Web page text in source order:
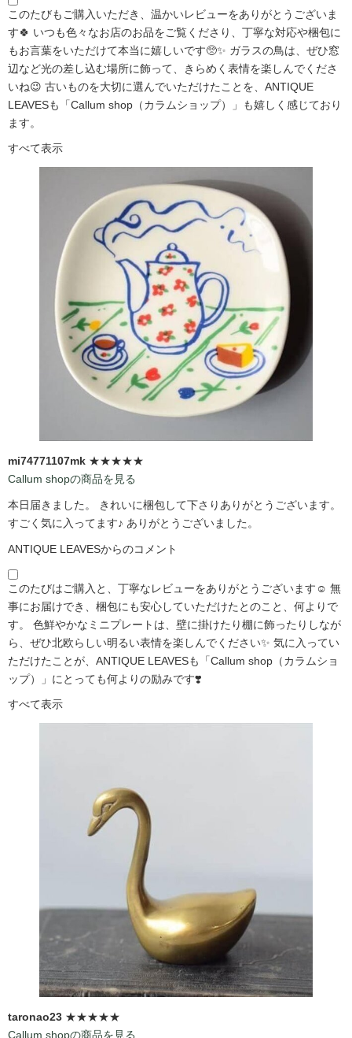
このたびもご購入いただき、温かいレビューをありがとうございま
す🍀 いつも色々なお店のお品をご覧くださり、丁寧な対応や梱包に
もお言葉をいただけて本当に嬉しいです🥺✨ ガラスの鳥は、ぜひ窓
辺など光の差し込む場所に飾って、きらめく表情を楽しんでくださ
いね😉 古いものを大切に選んでいただけたことを、ANTIQUE
LEAVESも「Callum shop（カラムショップ）」も嬉しく感じており
ます。
すべて表示
mi74771107mk ★★★★★
Callum shopの商品を見る
本日届きました。 きれいに梱包して下さりありがとうございます。
すごく気に入ってます♪ ありがとうございました。
ANTIQUE LEAVESからのコメント
このたびはご購入と、丁寧なレビューをありがとうございます☺️ 無
事にお届けでき、梱包にも安心していただけたとのこと、何よりで
す。 色鮮やかなミニプレートは、壁に掛けたり棚に飾ったりしなが
ら、ぜひ北欧らしい明るい表情を楽しんでください✨ 気に入ってい
ただけたことが、ANTIQUE LEAVESも「Callum shop（カラムショ
ップ）」にとっても何よりの励みです❣️
すべて表示
taronao23 ★★★★★
Callum shopの商品を見る